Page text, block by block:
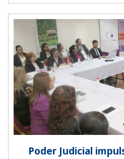
Poder Judicial